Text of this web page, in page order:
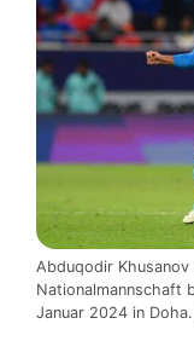
Abduqodir
Nationalmannschaft
Januar 2024 in